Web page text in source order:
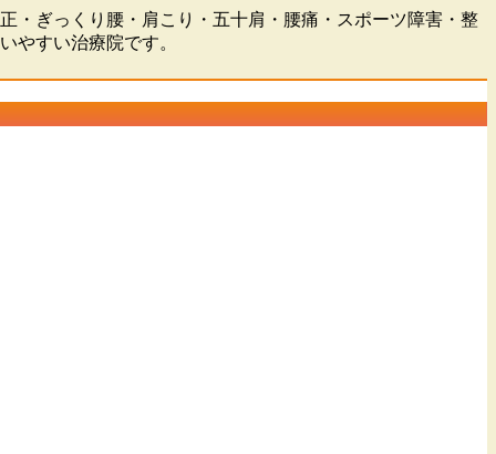
・ぎっくり腰・肩こり・五十肩・腰痛・スポーツ障害・整
やすい治療院です。